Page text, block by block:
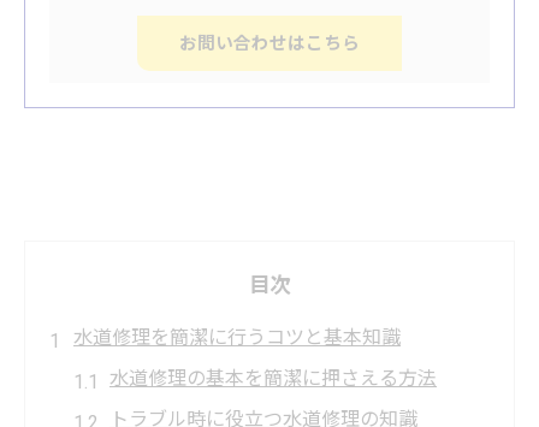
お問い合わせはこちら
目次
水道修理を簡潔に行うコツと基本知識
水道修理の基本を簡潔に押さえる方法
トラブル時に役立つ水道修理の知識